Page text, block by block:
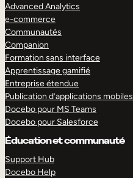
Advanced Analytics
e-commerce
Communautés
Companion
Formation sans interface
Apprentissage gamifié
Entreprise étendue
Publication d’applications mobiles
Docebo pour MS Teams
Docebo pour Salesforce
Éducation et communauté
Support Hub
Docebo Help